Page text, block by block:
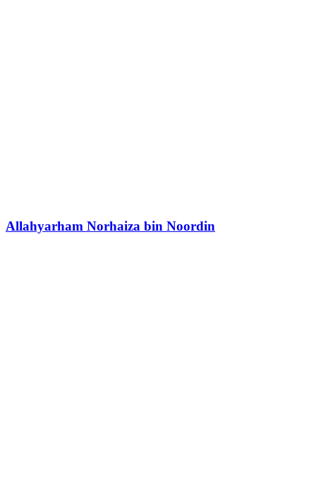
Allahyarham Norhaiza bin Noordin